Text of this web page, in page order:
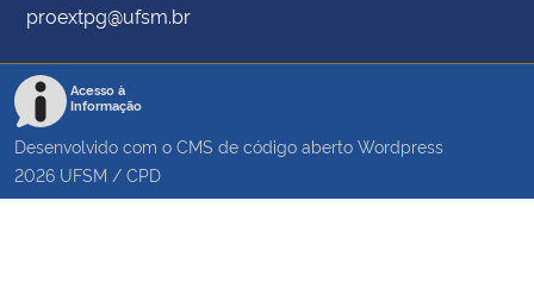
proextpg@ufsm.br
Acesso à
Informação
Desenvolvido com o CMS de código aberto Wordpress
2026 UFSM / CPD